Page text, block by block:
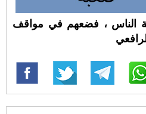
الناس ، فضعهم في مواقف